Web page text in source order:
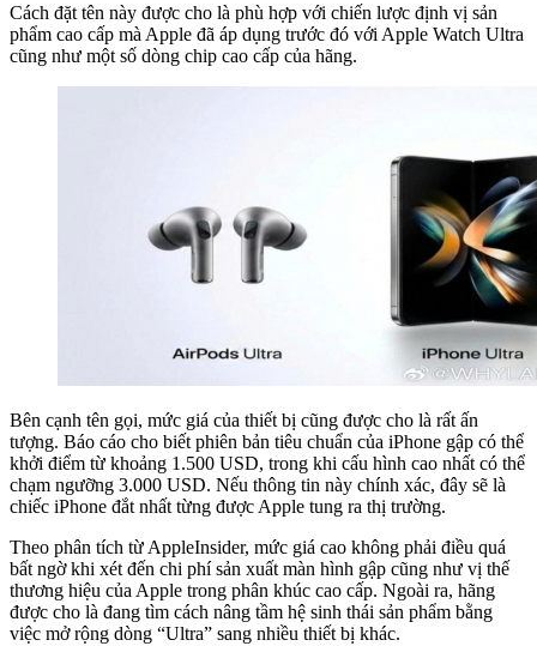
Cách đặt tên này được cho là phù hợp với chiến lược định vị sản
phẩm cao cấp mà Apple đã áp dụng trước đó với Apple Watch Ultra
cũng như một số dòng chip cao cấp của hãng.
Bên cạnh tên gọi, mức giá của thiết bị cũng được cho là rất ấn
tượng. Báo cáo cho biết phiên bản tiêu chuẩn của iPhone gập có thể
khởi điểm từ khoảng 1.500 USD, trong khi cấu hình cao nhất có thể
chạm ngưỡng 3.000 USD. Nếu thông tin này chính xác, đây sẽ là
chiếc iPhone đắt nhất từng được Apple tung ra thị trường.
Theo phân tích từ AppleInsider, mức giá cao không phải điều quá
bất ngờ khi xét đến chi phí sản xuất màn hình gập cũng như vị thế
thương hiệu của Apple trong phân khúc cao cấp. Ngoài ra, hãng
được cho là đang tìm cách nâng tầm hệ sinh thái sản phẩm bằng
việc mở rộng dòng “Ultra” sang nhiều thiết bị khác.